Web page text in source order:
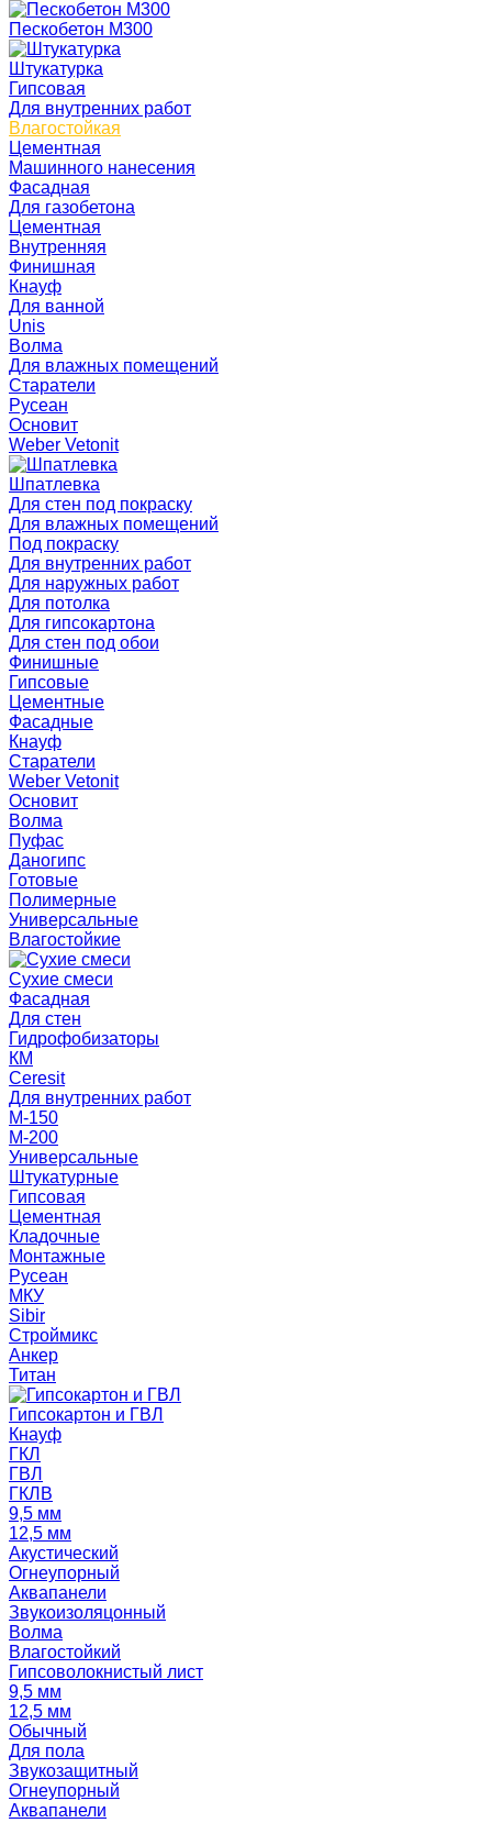
Пескобетон М300
Штукатурка
Гипсовая
Для внутренних работ
Влагостойкая
Цементная
Машинного нанесения
Фасадная
Для газобетона
Цементная
Внутренняя
Финишная
Кнауф
Для ванной
Unis
Волма
Для влажных помещений
Старатели
Русеан
Основит
Weber Vetonit
Шпатлевка
Для стен под покраску
Для влажных помещений
Под покраску
Для внутренних работ
Для наружных работ
Для потолка
Для гипсокартона
Для стен под обои
Финишные
Гипсовые
Цементные
Фасадные
Кнауф
Старатели
Weber Vetonit
Основит
Волма
Пуфас
Даногипс
Готовые
Полимерные
Универсальные
Влагостойкие
Сухие смеси
Фасадная
Для стен
Гидрофобизаторы
КМ
Ceresit
Для внутренних работ
М-150
М-200
Универсальные
Штукатурные
Гипсовая
Цементная
Кладочные
Монтажные
Русеан
МКУ
Sibir
Строймикс
Анкер
Титан
Гипсокартон и ГВЛ
Кнауф
ГКЛ
ГВЛ
ГКЛВ
9,5 мм
12,5 мм
Акустический
Огнеупорный
Аквапанели
Звукоизоляцонный
Волма
Влагостойкий
Гипсоволокнистый лист
9,5 мм
12,5 мм
Обычный
Для пола
Звукозащитный
Огнеупорный
Аквапанели